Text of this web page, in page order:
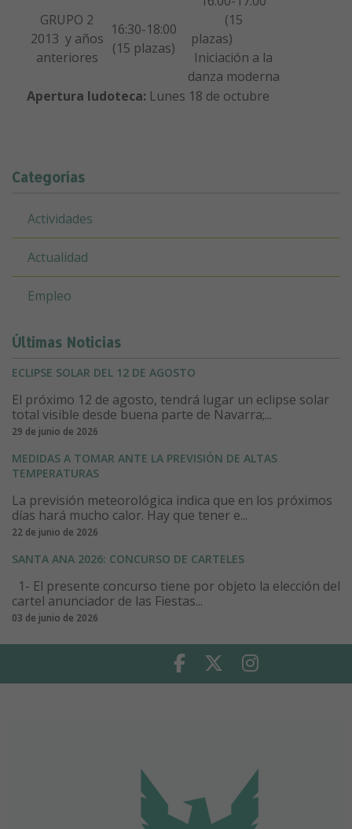
GRUPO 2
2013 y años
anteriores
16:30-18:00
(15 plazas)
(15
plazas)
Iniciación a la
danza moderna
Apertura ludoteca: Lunes 18 de octubre
Categorías
Actividades
Actualidad
Empleo
Últimas Noticias
ECLIPSE SOLAR DEL 12 DE AGOSTO
El próximo 12 de agosto, tendrá lugar un eclipse solar
total visible desde buena parte de Navarra;...
29 de junio de 2026
MEDIDAS A TOMAR ANTE LA PREVISIÓN DE ALTAS
TEMPERATURAS
La previsión meteorológica indica que en los próximos
días hará mucho calor. Hay que tener e...
22 de junio de 2026
SANTA ANA 2026: CONCURSO DE CARTELES
1- El presente concurso tiene por objeto la elección del
cartel anunciador de las Fiestas...
03 de junio de 2026
Facebook Twitter Instagram